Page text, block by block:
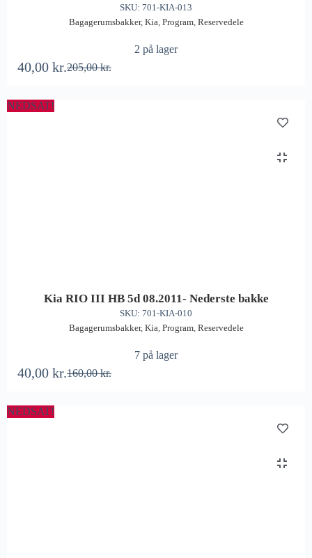
SKU: 701-KIA-013
Bagagerumsbakker, Kia, Program, Reservedele
2 på lager
205,00kr.
40,00 kr.
NEDSAT!
Kia RIO III HB 5d 08.2011- Nederste bakke
SKU: 701-KIA-010
Bagagerumsbakker, Kia, Program, Reservedele
7 på lager
160,00kr.
40,00 kr.
NEDSAT!